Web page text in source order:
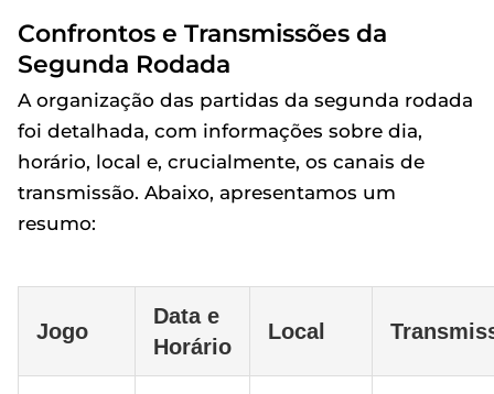
Confrontos e Transmissões da
Segunda Rodada
A organização das partidas da segunda rodada
foi detalhada, com informações sobre dia,
horário, local e, crucialmente, os canais de
transmissão. Abaixo, apresentamos um
resumo:
Jogo
Data e
Horário
Local